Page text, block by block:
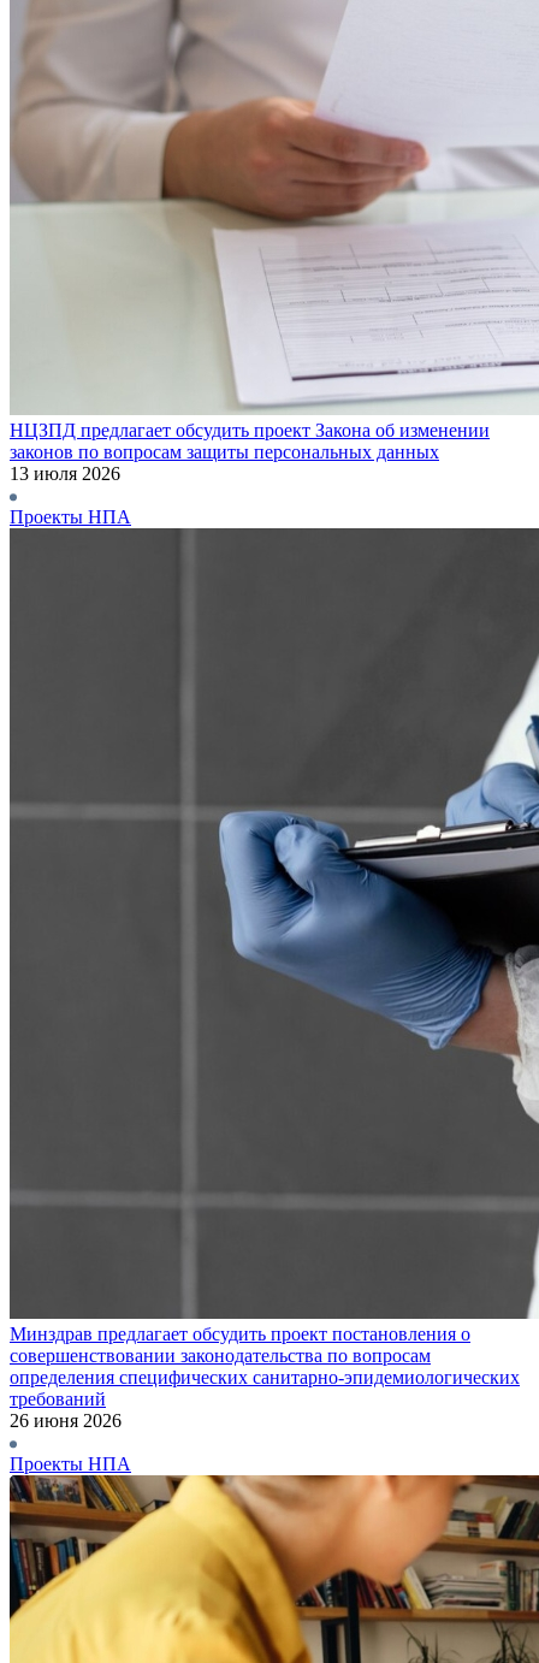
НЦЗПД предлагает обсудить проект Закона об изменении
законов по вопросам защиты персональных данных
13 июля 2026
Проекты НПА
Минздрав предлагает обсудить проект постановления о
совершенствовании законодательства по вопросам
определения специфических санитарно-эпидемиологических
требований
26 июня 2026
Проекты НПА